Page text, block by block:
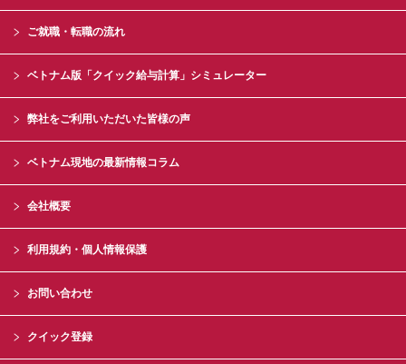
ご就職・転職の流れ
ベトナム版「クイック給与計算」シミュレーター
弊社をご利用いただいた皆様の声
ベトナム現地の最新情報コラム
会社概要
利用規約・個人情報保護
お問い合わせ
クイック登録